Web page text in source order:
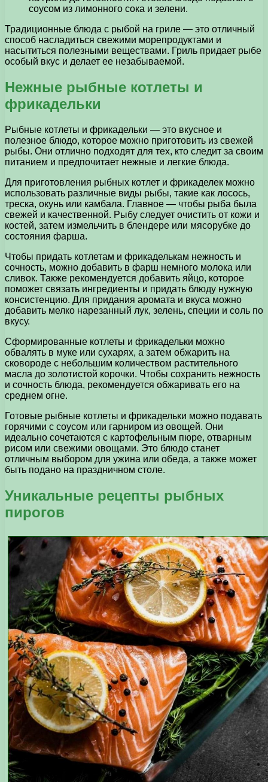
соусом из лимонного сока и зелени.
Традиционные блюда с рыбой на гриле — это отличный
способ насладиться свежими морепродуктами и
насытиться полезными веществами. Гриль придает рыбе
особый вкус и делает ее незабываемой.
Нежные рыбные котлеты и
фрикадельки
Рыбные котлеты и фрикадельки — это вкусное и
полезное блюдо, которое можно приготовить из свежей
рыбы. Они отлично подходят для тех, кто следит за своим
питанием и предпочитает нежные и легкие блюда.
Для приготовления рыбных котлет и фрикаделек можно
использовать различные виды рыбы, такие как лосось,
треска, окунь или камбала. Главное — чтобы рыба была
свежей и качественной. Рыбу следует очистить от кожи и
костей, затем измельчить в блендере или мясорубке до
состояния фарша.
Чтобы придать котлетам и фрикаделькам нежность и
сочность, можно добавить в фарш немного молока или
сливок. Также рекомендуется добавить яйцо, которое
поможет связать ингредиенты и придать блюду нужную
консистенцию. Для придания аромата и вкуса можно
добавить мелко нарезанный лук, зелень, специи и соль по
вкусу.
Сформированные котлеты и фрикадельки можно
обвалять в муке или сухарях, а затем обжарить на
сковороде с небольшим количеством растительного
масла до золотистой корочки. Чтобы сохранить нежность
и сочность блюда, рекомендуется обжаривать его на
среднем огне.
Готовые рыбные котлеты и фрикадельки можно подавать
горячими с соусом или гарниром из овощей. Они
идеально сочетаются с картофельным пюре, отварным
рисом или свежими овощами. Это блюдо станет
отличным выбором для ужина или обеда, а также может
быть подано на праздничном столе.
Уникальные рецепты рыбных
пирогов